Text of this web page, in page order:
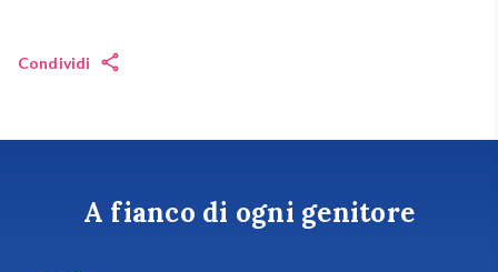
Condividi
A fianco di ogni genitore